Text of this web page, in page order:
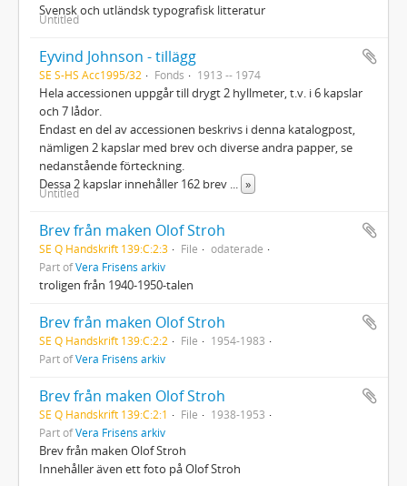
Svensk och utländsk typografisk litteratur
Untitled
Eyvind Johnson - tillägg
SE S-HS Acc1995/32 Fonds 1913 -- 1974
Hela accessionen uppgår till drygt 2 hyllmeter, t.v. i 6 kapslar
och 7 lådor.
Endast en del av accessionen beskrivs i denna katalogpost,
nämligen 2 kapslar med brev och diverse andra papper, se
nedanstående förteckning.
Dessa 2 kapslar innehåller 162 brev
»
Untitled
Brev från maken Olof Stroh
SE Q Handskrift 139:C:2:3 File
odaterade
Part ofVera Friséns arkiv
troligen från 1940-1950-talen
Brev från maken Olof Stroh
SE Q Handskrift 139:C:2:2 File
1954-1983
Part ofVera Friséns arkiv
Brev från maken Olof Stroh
SE Q Handskrift 139:C:2:1 File
1938-1953
Part ofVera Friséns arkiv
Brev från maken Olof Stroh
Innehåller även ett foto på Olof Stroh